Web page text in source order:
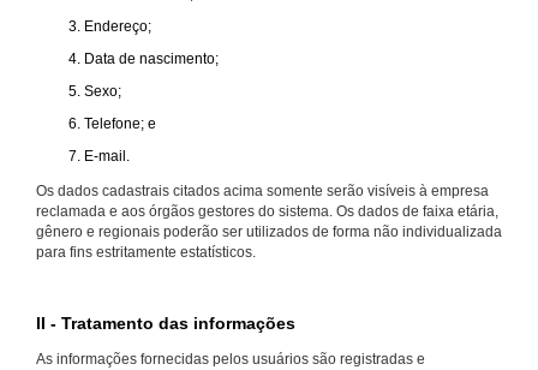
Endereço;
Data de nascimento;
Sexo;
Telefone; e
E-mail.
Os dados cadastrais citados acima somente serão visíveis à empresa
reclamada e aos órgãos gestores do sistema. Os dados de faixa etária,
gênero e regionais poderão ser utilizados de forma não individualizada
para fins estritamente estatísticos.
II - Tratamento das informações
As informações fornecidas pelos usuários são registradas e